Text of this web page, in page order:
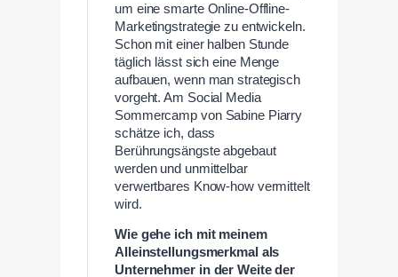
um eine smarte Online-Offline-
Marketingstrategie zu entwickeln.
Schon mit einer halben Stunde
täglich lässt sich eine Menge
aufbauen, wenn man strategisch
vorgeht. Am Social Media
Sommercamp von Sabine Piarry
schätze ich, dass
Berührungsängste abgebaut
werden und unmittelbar
verwertbares Know-how vermittelt
wird.
Wie gehe ich mit meinem
Alleinstellungsmerkmal als
Unternehmer in der Weite der